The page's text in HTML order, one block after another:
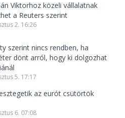
Viktorhoz közeli vállalatnak
a Reuters szerint
2. 16:26
szerint nincs rendben, ha
dönt arról, hogy ki dolgozhat
5. 17:17
az eurót csütörtök
6. 07:08